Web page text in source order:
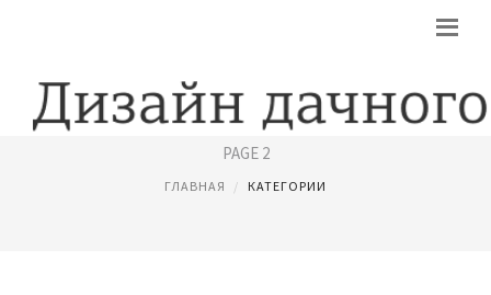
ИДЕИ ДЛЯ САДА
PAGE 2
ГЛАВНАЯ КАТЕГОРИИ